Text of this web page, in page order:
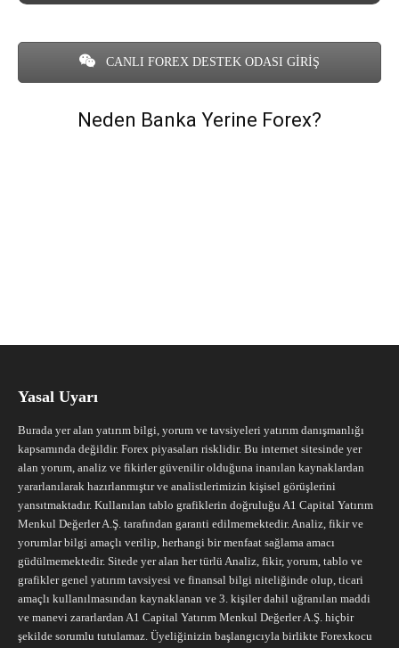
CANLI FOREX DESTEK ODASI GİRİŞ
Neden Banka Yerine Forex?
Yasal Uyarı
Burada yer alan yatırım bilgi, yorum ve tavsiyeleri yatırım danışmanlığı
kapsamında değildir. Forex piyasaları risklidir. Bu internet sitesinde yer
alan yorum, analiz ve fikirler güvenilir olduğuna inanılan kaynaklardan
yararlanılarak hazırlanmıştır ve analistlerimizin kişisel görüşlerini
yansıtmaktadır. Kullanılan tablo grafiklerin doğruluğu A1 Capital Yatırım
Menkul Değerler A.Ş. tarafından garanti edilmemektedir. Analiz, fikir ve
yorumlar bilgi amaçlı verilip, herhangi bir menfaat sağlama amacı
güdülmemektedir. Sitede yer alan her türlü Analiz, fikir, yorum, tablo ve
grafikler genel yatırım tavsiyesi ve finansal bilgi niteliğinde olup, ticari
amaçlı kullanılmasından kaynaklanan ve 3. kişiler dahil uğranılan maddi
ve manevi zararlardan A1 Capital Yatırım Menkul Değerler A.Ş. hiçbir
şekilde sorumlu tutulamaz. Üyeliğinizin başlangıcıyla birlikte Forexkocu